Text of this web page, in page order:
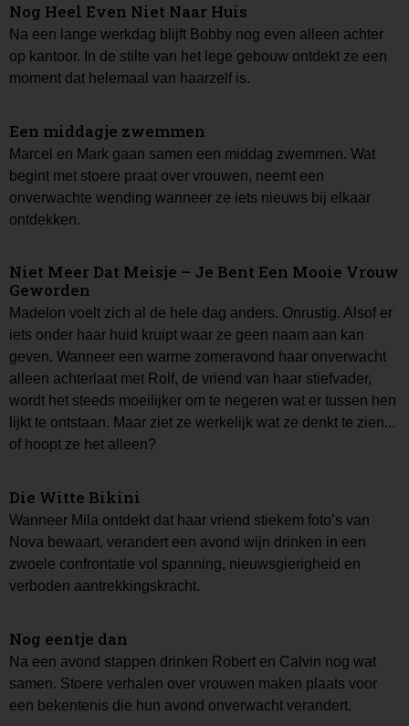
Nog Heel Even Niet Naar Huis
Na een lange werkdag blijft Bobby nog even alleen achter
op kantoor. In de stilte van het lege gebouw ontdekt ze een
moment dat helemaal van haarzelf is.
Een middagje zwemmen
Marcel en Mark gaan samen een middag zwemmen. Wat
begint met stoere praat over vrouwen, neemt een
onverwachte wending wanneer ze iets nieuws bij elkaar
ontdekken.
Niet Meer Dat Meisje – Je Bent Een Mooie Vrouw
Geworden
Madelon voelt zich al de hele dag anders. Onrustig. Alsof er
iets onder haar huid kruipt waar ze geen naam aan kan
geven. Wanneer een warme zomeravond haar onverwacht
alleen achterlaat met Rolf, de vriend van haar stiefvader,
wordt het steeds moeilijker om te negeren wat er tussen hen
lijkt te ontstaan. Maar ziet ze werkelijk wat ze denkt te zien...
of hoopt ze het alleen?
Die Witte Bikini
Wanneer Mila ontdekt dat haar vriend stiekem foto’s van
Nova bewaart, verandert een avond wijn drinken in een
zwoele confrontatie vol spanning, nieuwsgierigheid en
verboden aantrekkingskracht.
Nog eentje dan
Na een avond stappen drinken Robert en Calvin nog wat
samen. Stoere verhalen over vrouwen maken plaats voor
een bekentenis die hun avond onverwacht verandert.